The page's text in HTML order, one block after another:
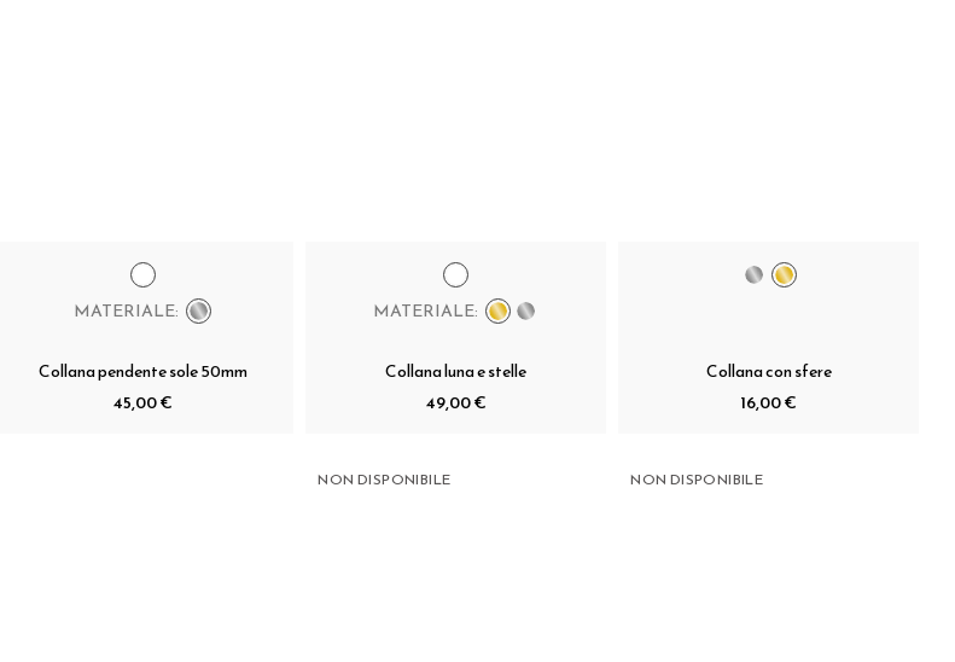
MATERIALE:
Collana pendente sole 50mm
45,00 €
MATERIALE:
Collana luna e stelle
49,00 €
Collana con sfere
16,00 €
NON DISPONIBILE NON DISPONIBILE